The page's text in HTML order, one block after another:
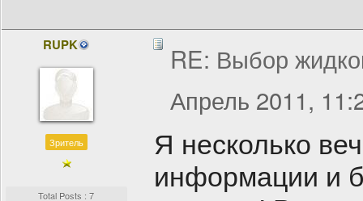
RUPK
Зритель
Total Posts : 7
RE: Выбор
Апрель 2011,
Я несколько
информации и